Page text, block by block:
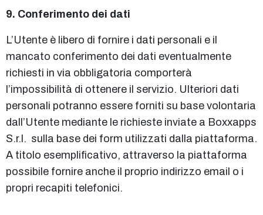
9. Conferimento dei dati
L’Utente è libero di fornire i dati personali e il
mancato conferimento dei dati eventualmente
richiesti in via obbligatoria comporterà
l’impossibilità di ottenere il servizio. Ulteriori dati
personali potranno essere forniti su base volontaria
dall’Utente mediante le richieste inviate a Boxxapps
S.r.l. sulla base dei form utilizzati dalla piattaforma.
A titolo esemplificativo, attraverso la piattaforma
possibile fornire anche il proprio indirizzo email o i
propri recapiti telefonici.